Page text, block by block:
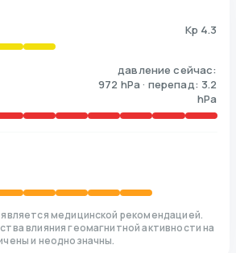
Kp 4.3
давление сейчас:
972 hPa · перепад: 3.2
hPa
медицинской рекомендацией.
влияния геомагнитной активности на
и неоднозначны.